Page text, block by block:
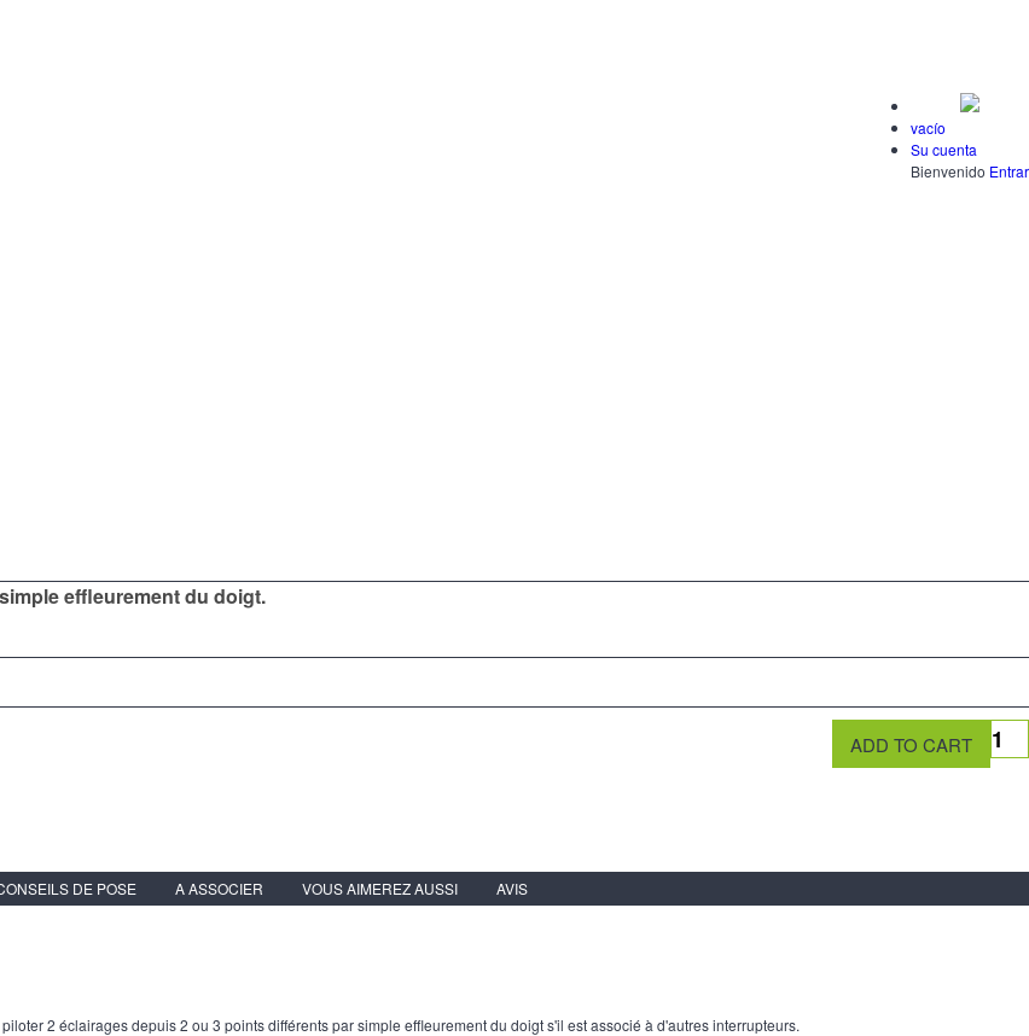
vacío
Su cuenta
Bienvenido Entrar
effleurement du doigt.
DE POSE A ASSOCIER VOUS AIMEREZ AUSSI AVIS
2 éclairages depuis 2 ou 3 points différents par simple effleurement du doigt s'il est associé à d'autres interrupteurs.